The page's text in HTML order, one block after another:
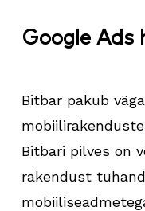
Google Ads
Bitbar pakub
Bitbari pilves on
rakendust